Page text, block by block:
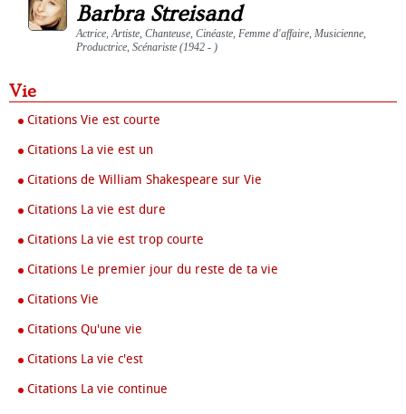
Barbra Streisand
Actrice, Artiste, Chanteuse, Cinéaste, Femme d'affaire, Musicienne,
Productrice, Scénariste (1942 - )
Vie
Citations Vie est courte
Citations La vie est un
Citations de William Shakespeare sur Vie
Citations La vie est dure
Citations La vie est trop courte
Citations Le premier jour du reste de ta vie
Citations Vie
Citations Qu'une vie
Citations La vie c'est
Citations La vie continue